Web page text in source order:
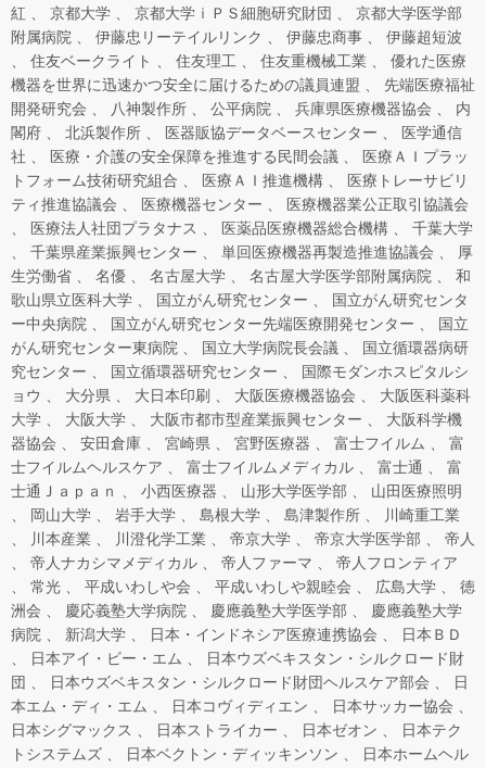
紅
京都大学 京都大学ｉＰＳ細胞研究財団
京都大学医学部
附属病院
伊藤忠リーテイルリンク 伊藤忠商事
伊藤超短波
住友ベークライト
住友理工 住友重機械工業
優れた医療
機器を世界に迅速かつ安全に届けるための議員連盟
先端医療福祉
開発研究会
八神製作所 公平病院 兵庫県医療機器協会
内
閣府
北浜製作所 医器販協データベースセンター
医学通信
社
医療・介護の安全保障を推進する民間会議
医療ＡＩプラッ
トフォーム技術研究組合
医療ＡＩ推進機構
医療トレーサビリ
ティ推進協議会
医療機器センター
医療機器業公正取引協議会
医療法人社団プラタナス
医薬品医療機器総合機構
千葉大学
千葉県産業振興センター
単回医療機器再製造推進協議会
厚
生労働省
名優 名古屋大学 名古屋大学医学部附属病院
和
歌山県立医科大学
国立がん研究センター
国立がん研究センタ
ー中央病院
国立がん研究センター先端医療開発センター
国立
がん研究センター東病院
国立大学病院長会議
国立循環器病研
究センター
国立循環器研究センター
国際モダンホスピタルシ
ョウ
大分県 大日本印刷 大阪医療機器協会
大阪医科薬科
大学
大阪大学 大阪市都市型産業振興センター
大阪科学機
器協会
安田倉庫 宮崎県 宮野医療器 富士フイルム
富
士フイルムヘルスケア
富士フイルムメディカル 富士通
富
士通Ｊａｐａｎ
小西医療器 山形大学医学部
山田医療照明
岡山大学
岩手大学 島根大学 島津製作所
川崎重工業
川本産業
川澄化学工業 帝京大学 帝京大学医学部
帝人
帝人ナカシマメディカル
帝人ファーマ
帝人フロンティア
常光
平成いわしや会 平成いわしや親睦会 広島大学
徳
洲会
慶応義塾大学病院 慶應義塾大学医学部
慶應義塾大学
病院
新潟大学 日本・インドネシア医療連携協会
日本ＢＤ
日本アイ・ビー・エム
日本ウズベキスタン・シルクロード財
団
日本ウズベキスタン・シルクロード財団ヘルスケア部会
日
本エム・ディ・エム
日本コヴィディエン
日本サッカー協会
日本シグマックス
日本ストライカー 日本ゼオン
日本テク
トシステムズ
日本ベクトン・ディッキンソン
日本ホームヘル